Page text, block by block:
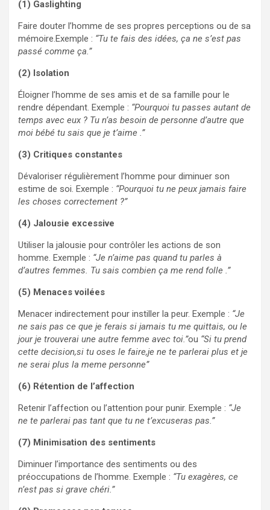
(1) Gaslighting
Faire douter l’homme de ses propres perceptions ou de sa
mémoire.Exemple : “Tu te fais des idées, ça ne s’est pas
passé comme ça.”
(2) Isolation
Éloigner l’homme de ses amis et de sa famille pour le
rendre dépendant. Exemple : “Pourquoi tu passes autant de
temps avec eux ? Tu n’as besoin de personne d’autre que
moi bébé tu sais que je t’aime .”
(3) Critiques constantes
Dévaloriser régulièrement l’homme pour diminuer son
estime de soi. Exemple : “Pourquoi tu ne peux jamais faire
les choses correctement ?”
(4) Jalousie excessive
Utiliser la jalousie pour contrôler les actions de son
homme. Exemple : “Je n’aime pas quand tu parles à
d’autres femmes. Tu sais combien ça me rend folle .”
(5) Menaces voilées
Menacer indirectement pour instiller la peur. Exemple : “Je
ne sais pas ce que je ferais si jamais tu me quittais, ou le
jour je trouverai une autre femme avec toi.”ou “Si tu prend
cette decision,si tu oses le faire,je ne te parlerai plus et je
ne serai plus la meme personne”
(6) Rétention de l’affection
Retenir l’affection ou l’attention pour punir. Exemple : “Je
ne te parlerai pas tant que tu ne t’excuseras pas.”
(7) Minimisation des sentiments
Diminuer l’importance des sentiments ou des
préoccupations de l’homme. Exemple : “Tu exagères, ce
n’est pas si grave chéri.”